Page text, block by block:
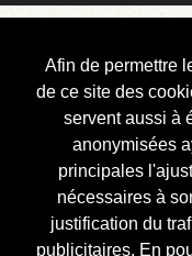
Afin de permettre
de ce site des
servent aussi à
anonymisées
principales
nécessaires à
justification du
publicitaires. En
Courbis, «
Blog
Bienvenue
Réalisations
Divers (et d’été)